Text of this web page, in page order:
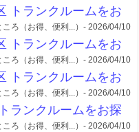
トランクルームをお
ころ（お得、便利...）- 2026/04/10
トランクルームをお
ころ（お得、便利...）- 2026/04/10
トランクルームをお
ころ（お得、便利...）- 2026/04/10
ランクルームをお探
ころ（お得、便利...）- 2026/04/10